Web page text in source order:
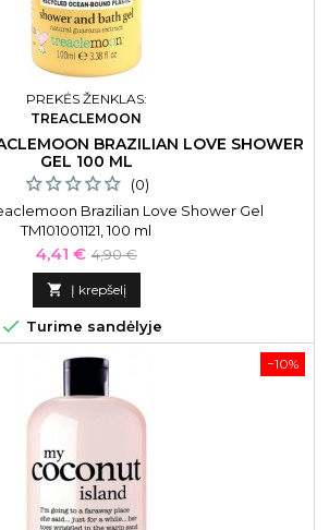
PREKĖS ŽENKLAS:
TREACLEMOON
BRAZILIAN LOVE SHOWER
GEL 100 ML
(0)
Brazilian Love Shower Gel
TM101001121, 100 ml
Kaina
4,41 € Bazinė
kaina
4,90 €
 Į krepšelį
 Turime sandėlyje
−10%